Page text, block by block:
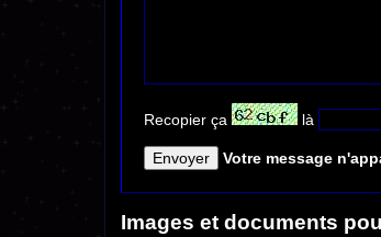
Recopier ça là
Votre message
Images et documents